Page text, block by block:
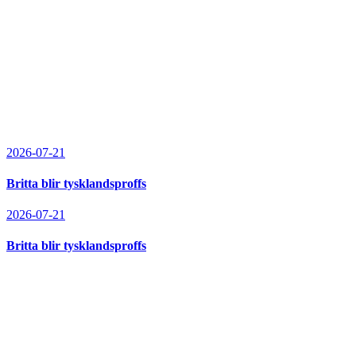
2026-07-21
Britta blir tysklandsproffs
2026-07-21
Britta blir tysklandsproffs